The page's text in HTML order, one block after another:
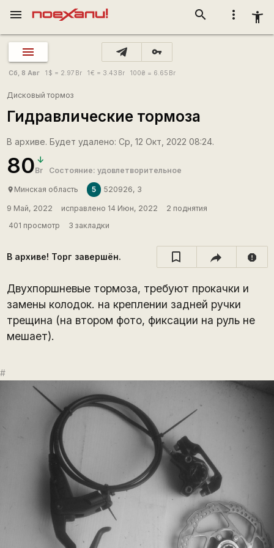
more_vert accessibility_new
search
menu
vpn_key
Сб, 8 Авг 1 $ = 2.97 Br 1€ = 3.43 Br 100₴ = 6.65 Br
Дисковый тормоз
Гидравлические тормоза
В архиве. Будет удалено: Ср, 12 Окт, 2022 08:24.
80Br Состояние: удовлетворительное
place Минская область 5 520926, 3
9 Май, 2022 исправлено 14 Июн, 2022
2 поднятия
401 просмотр
3 закладки
В архиве! Торг завершён. report
Двухпоршневые тормоза, требуют прокачки и
замены колодок. на креплении задней ручки
трещина (на втором фото, фиксации на руль не
мешает).
#